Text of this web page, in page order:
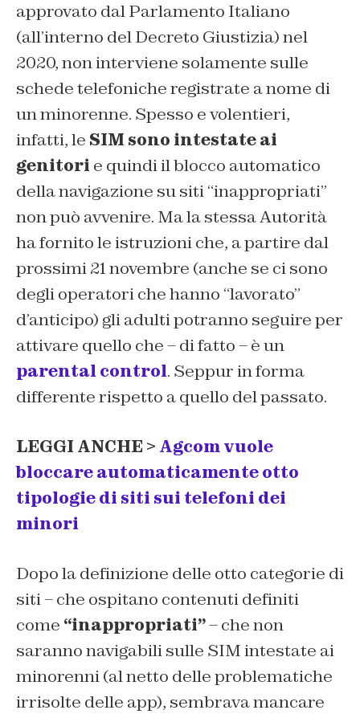
approvato dal Parlamento Italiano
(all’interno del Decreto Giustizia) nel
2020, non interviene solamente sulle
schede telefoniche registrate a nome di
un minorenne. Spesso e volentieri,
infatti, le SIM sono intestate ai
genitori e quindi il blocco automatico
della navigazione su siti “inappropriati”
non può avvenire. Ma la stessa Autorità
ha fornito le istruzioni che, a partire dal
prossimi 21 novembre (anche se ci sono
degli operatori che hanno “lavorato”
d’anticipo) gli adulti potranno seguire per
attivare quello che – di fatto – è un
parental control. Seppur in forma
differente rispetto a quello del passato.
LEGGI ANCHE > Agcom vuole
bloccare automaticamente otto
tipologie di siti sui telefoni dei
minori
Dopo la definizione delle otto categorie di
siti – che ospitano contenuti definiti
come “inappropriati”– che non
saranno navigabili sulle SIM intestate ai
minorenni (al netto delle problematiche
irrisolte delle app), sembrava mancare